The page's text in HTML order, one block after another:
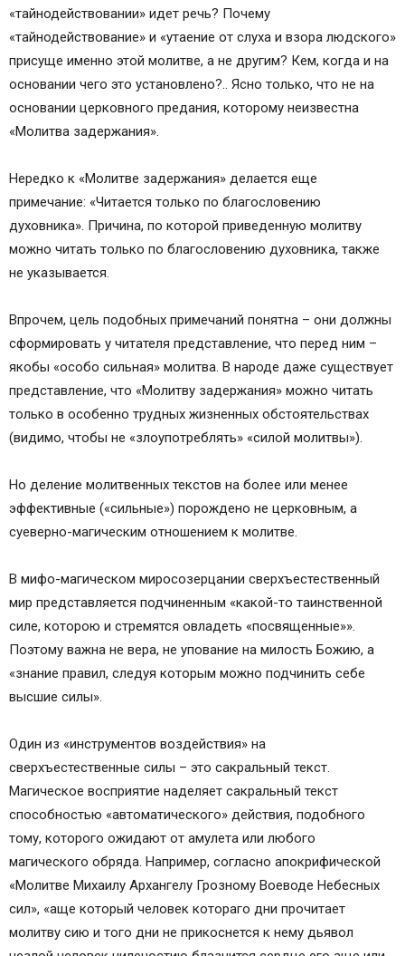
«тайнодействовании» идет речь? Почему
«тайнодействование» и «утаение от слуха и взора людского»
присуще именно этой молитве, а не другим? Кем, когда и на
основании чего это установлено?.. Ясно только, что не на
основании церковного предания, которому неизвестна
«Молитва задержания».
Нередко к «Молитве задержания» делается еще
примечание: «Читается только по благословению
духовника». Причина, по которой приведенную молитву
можно читать только по благословению духовника, также
не указывается.
Впрочем, цель подобных примечаний понятна – они должны
сформировать у читателя представление, что перед ним –
якобы «особо сильная» молитва. В народе даже существует
представление, что «Молитву задержания» можно читать
только в особенно трудных жизненных обстоятельствах
(видимо, чтобы не «злоупотреблять» «силой молитвы»).
Но деление молитвенных текстов на более или менее
эффективные («сильные») порождено не церковным, а
суеверно-магическим отношением к молитве.
В мифо-магическом миросозерцании сверхъестественный
мир представляется подчиненным «какой-то таинственной
силе, которою и стремятся овладеть «посвященные»».
Поэтому важна не вера, не упование на милость Божию, а
«знание правил, следуя которым можно подчинить себе
высшие силы».
Один из «инструментов воздействия» на
сверхъестественные силы – это сакральный текст.
Магическое восприятие наделяет сакральный текст
способностью «автоматического» действия, подобного
тому, которого ожидают от амулета или любого
магического обряда. Например, согласно апокрифической
«Молитве Михаилу Архангелу Грозному Воеводе Небесных
сил», «аще который человек котораго дни прочитает
молитву сию и того дни не прикоснется к нему дьявол